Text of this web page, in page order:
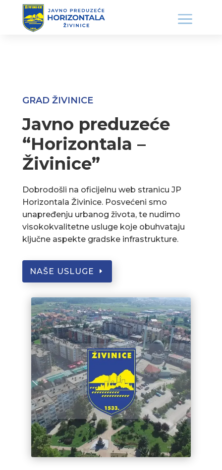
GRAD ŽIVINICE
Javno preduzeće
“Horizontala –
Živinice”
Dobrodošli na oficijelnu web stranicu JP
Horizontala Živinice. Posvećeni smo
unapređenju urbanog života, te nudimo
visokokvalitetne usluge koje obuhvataju
ključne aspekte gradske infrastrukture.
NAŠE USLUGE